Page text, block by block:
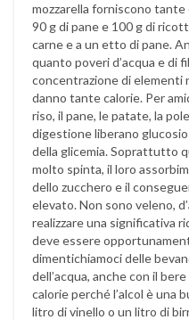
mozzarella forniscono
90 g di pane e 100 g di
carne e a un etto di pane.
quanto poveri d’acqua e di
concentrazione di elementi
danno tante calorie. Per
riso, il pane, le patate, la
digestione liberano
della glicemia. Soprattutto
molto spinta, il loro
dello zucchero e il
elevato. Non sono veleno,
realizzare una significativa
deve essere
dimentichiamoci delle
dell’acqua, anche con il
calorie perché l’alcol è una
litro di vinello o un litro di